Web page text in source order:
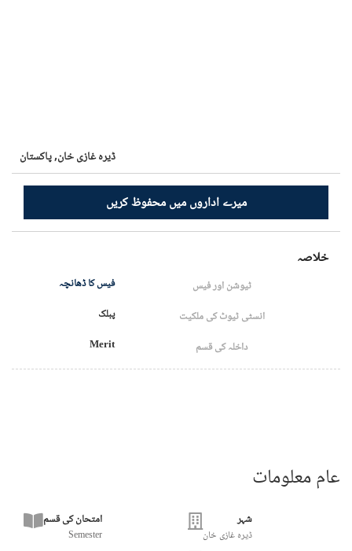
ڈیرہ غازی خان,پاکستان
میرے اداروں میں محفوظ کریں
خلاصہ
ٹیوشن اور فیس
فیس کا ڈھانچہ
انسٹی ٹیوٹ کی ملکیت
پبلک
داخلہ کی قسم
Merit
عام معلومات
شہر
ڈیرہ غازی خان
امتحان کی قسم
Semester